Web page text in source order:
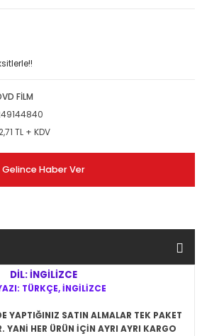
FİLM
TL + KDV
Gelince Haber Ver
DİL: İNGİLİZCE
TÜRKÇE, İNGİLİZCE
YAPTIĞINIZ SATIN ALMALAR TEK PAKET
YANİ HER ÜRÜN İÇİN AYRI AYRI KARGO